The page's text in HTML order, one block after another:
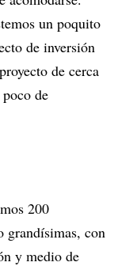
un poquito
de inversión
de cerca
de
200
grandísimas, con
y medio de